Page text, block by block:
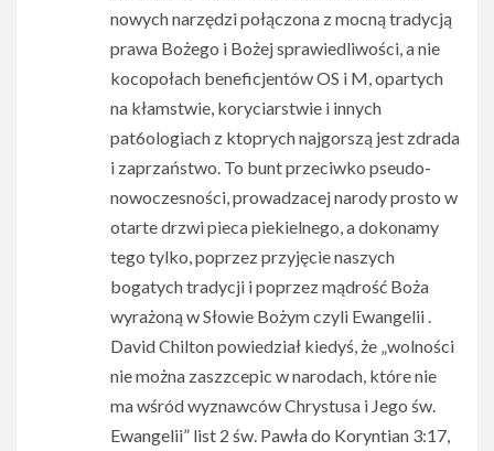
nowych narzędzi połączona z mocną tradycją
prawa Bożego i Bożej sprawiedliwości, a nie
kocopołach beneficjentów OS i M, opartych
na kłamstwie, koryciarstwie i innych
pat6ologiach z ktoprych najgorszą jest zdrada
i zaprzaństwo. To bunt przeciwko pseudo-
nowoczesności, prowadzacej narody prosto w
otarte drzwi pieca piekielnego, a dokonamy
tego tylko, poprzez przyjęcie naszych
bogatych tradycji i poprzez mądrość Boża
wyrażoną w Słowie Bożym czyli Ewangelii .
David Chilton powiedział kiedyś, że „wolności
nie można zaszzcepic w narodach, które nie
ma wśród wyznawców Chrystusa i Jego św.
Ewangelii” list 2 św. Pawła do Koryntian 3:17,